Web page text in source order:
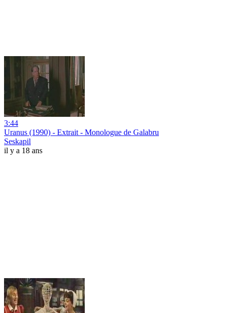
3:44
Uranus (1990) - Extrait - Monologue de Galabru
Seskapil
il y a 18 ans